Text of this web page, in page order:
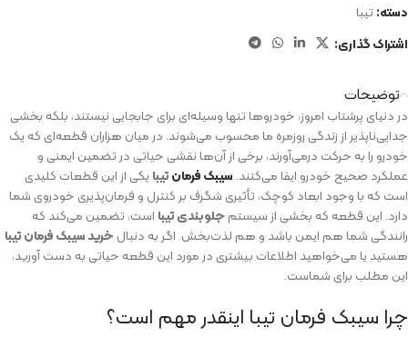
دسته: تیبا
اشتراک گذاری:
توضیحات
در دنیای پرشتاب امروز، خودروها تنها وسیله‌ای برای جابجایی نیستند، بلکه بخشی
جدایی‌ناپذیر از زندگی روزمره ما محسوب می‌شوند. در میان هزاران قطعه‌ای که یک
خودرو را به حرکت درمی‌آورند، برخی از آن‌ها نقشی حیاتی در تضمین ایمنی و
عملکرد صحیح خودرو ایفا می‌کنند. سیبک فرمانتیبا یکی از این قطعات کلیدی
است که با وجود ابعاد کوچک، تأثیری شگرف بر کنترل و فرمان‌پذیری خودروی شما
دارد. این قطعه که بخشی از سیستمجلوبندی تیبا است، تضمین می‌کند که
رانندگی شما هم ایمن باشد و هم لذت‌بخش. اگر به دنبال خرید سیبک فرمان تیبا
هستید یا می‌خواهید اطلاعات بیشتری در مورد این قطعه حیاتی به دست آورید،
این مطلب برای شماست.
چرا سیبک فرمان تیبا اینقدر مهم است؟